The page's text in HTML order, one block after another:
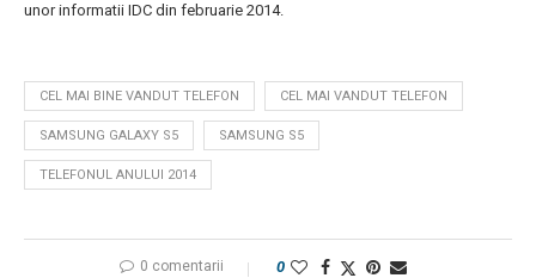
unor informatii IDC din februarie 2014.
CEL MAI BINE VANDUT TELEFON CEL MAI VANDUT TELEFON
SAMSUNG GALAXY S5 SAMSUNG S5
TELEFONUL ANULUI 2014
0 comentarii 0